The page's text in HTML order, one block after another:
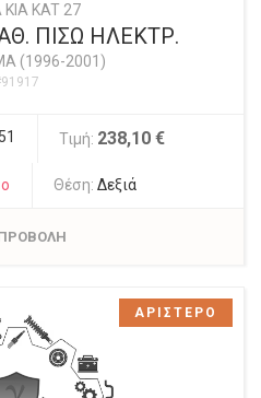
KIA KAT 27
ΠΙΣΩ ΗΛΕΚΤΡ.
(1996-2001)
Τιμή: 238,10 €
Θέση:Δεξιά
ΑΡΙΣΤΕΡΟ